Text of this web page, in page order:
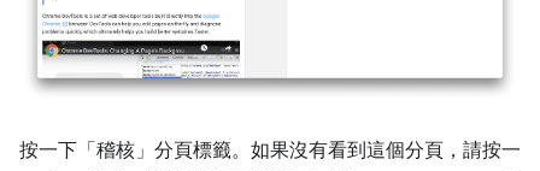
按一下「稽核」 分頁標籤。如果沒有看到這個分頁，請按一